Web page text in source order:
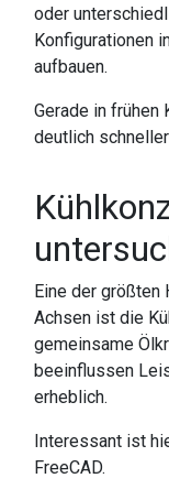
oder
Konfigurationen
aufbauen.
Gerade in frühen
deutlich
Eine der größten
Achsen ist die
gemeinsame
beeinflussen
erheblich.
Interessant ist
FreeCAD.